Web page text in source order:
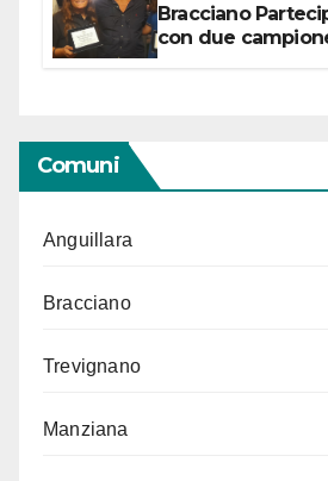
Bracciano
con due
Comuni
Anguillara
Bracciano
Trevignano
Manziana